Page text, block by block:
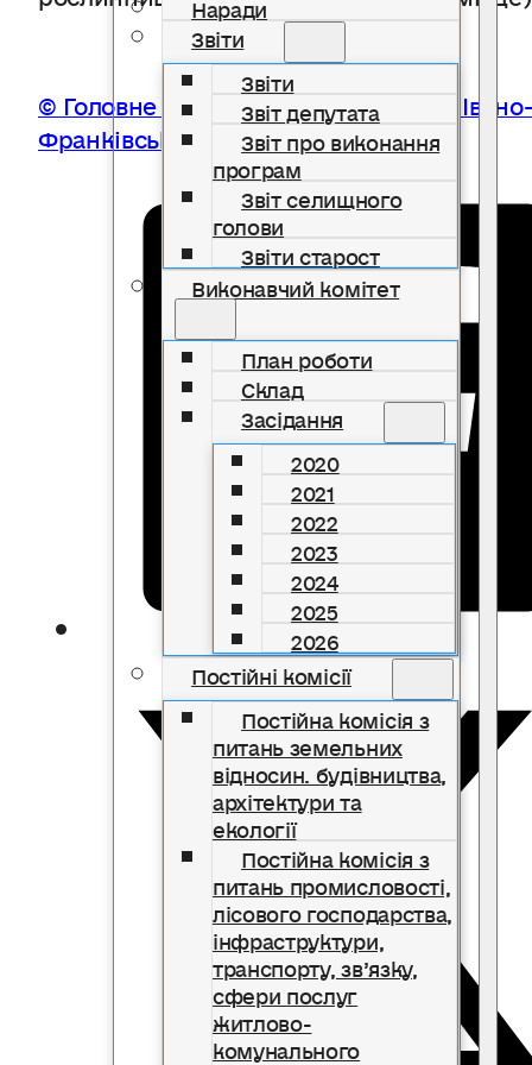
Звіти
Звіти
Звіт депутата
Звіт про виконання
програм
Звіт селищного
голови
Звіти старост
Виконавчий комітет
План роботи
Склад
Засідання
2020
2021
2022
2023
2024
2025
2026
Постійні комісії
Постійна комісія з
питань земельних
відносин. будівництва,
архітектури та
екології
Постійна комісія з
питань промисловості,
лісового господарства,
інфраструктури,
транспорту, зв’язку,
сфери послуг
житлово-
комунального
© Головне управління статистики в
Франківській області, 2025